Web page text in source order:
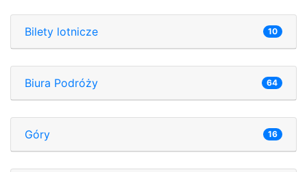
Bilety lotnicze 10
Biura Podróży 64
Góry 16